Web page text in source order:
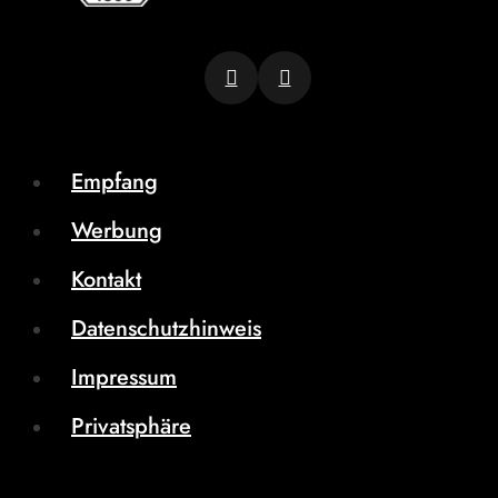
Empfang
Werbung
Kontakt
Datenschutzhinweis
Impressum
Privatsphäre